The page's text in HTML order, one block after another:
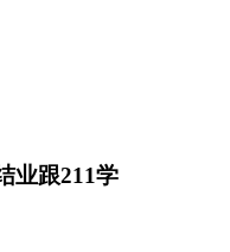
业跟211学